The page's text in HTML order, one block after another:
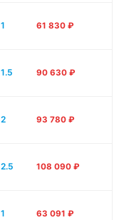
1 61 830 ₽
1.5 90 630 ₽
2 93 780 ₽
2.5 108 090 ₽
1 63 091 ₽